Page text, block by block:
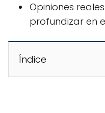
Opiniones
profundizar en
Índice